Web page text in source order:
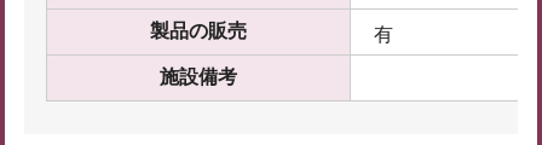
製品の販売 有
施設備考